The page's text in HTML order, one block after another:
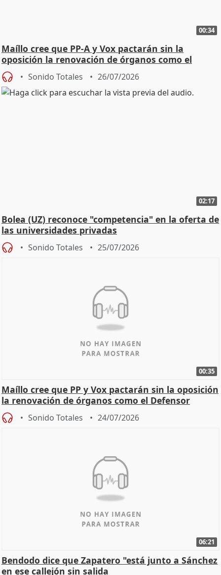
00:34
Maíllo cree que PP-A y Vox pactarán sin la
oposición la renovación de órganos como el
Defensor
Sonido Totales 26/07/2026
02:17
Bolea (UZ) reconoce "competencia" en la oferta de
las universidades privadas
Sonido Totales 25/07/2026
00:35
Maíllo cree que PP y Vox pactarán sin la oposición
la renovación de órganos como el Defensor
Sonido Totales 24/07/2026
06:21
Bendodo dice que Zapatero "está junto a Sánchez
en ese callejón sin salida